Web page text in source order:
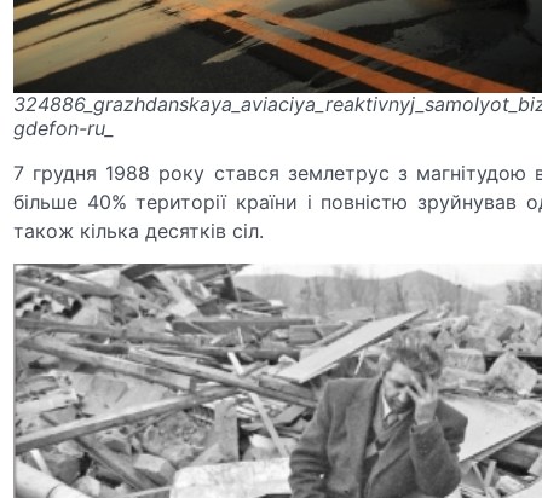
gdefon-ru_
7 грудня 1988 року стався землетрус з
більше 40% території країни і повністю зруйнував
також кілька десятків сіл.